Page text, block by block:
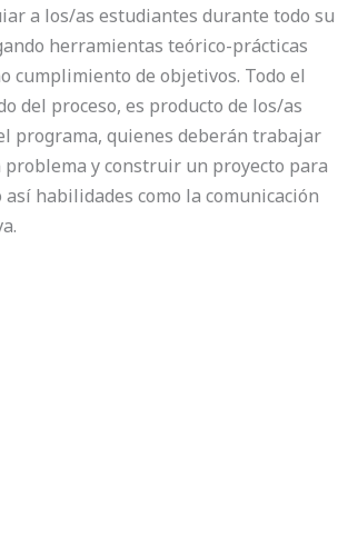
a los/as estudiantes durante todo su
herramientas teórico-prácticas
cumplimiento de objetivos. Todo el
del proceso, es producto de los/as
programa, quienes deberán trabajar
y construir un proyecto para
habilidades como la comunicación